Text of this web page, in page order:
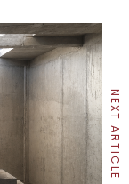
NEXT ARTICLE